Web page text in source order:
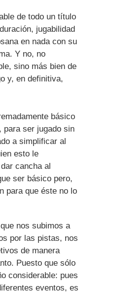
de todo un título
jugabilidad
en nada con su
Y no, no
sino más bien de
y, en definitiva,
básico
para ser jugado sin
a simplificar al
esto le
cancha al
ser básico pero,
para que éste no lo
nos subimos a
por las pistas, nos
de manera
Puesto que sólo
considerable: pues
eventos, es